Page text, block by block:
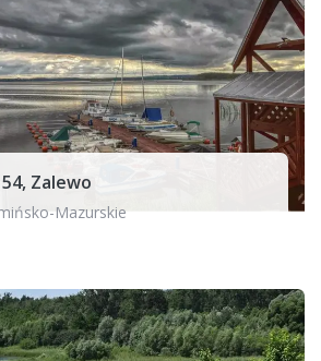
Zalewo
Mazurskie